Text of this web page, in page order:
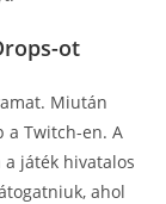
ot
Miután
a Twitch-en. A
játék hivatalos
ahol